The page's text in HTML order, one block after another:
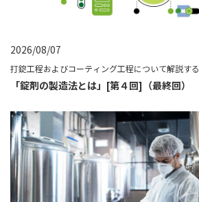
2026/08/07
打錠工程およびコーティング工程について解説する
「錠剤の製造法とは」[第４回]（最終回）